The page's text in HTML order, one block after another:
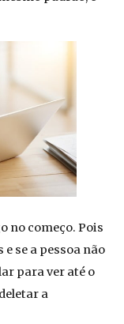
no começo. Pois
se a pessoa não
para ver até o
a